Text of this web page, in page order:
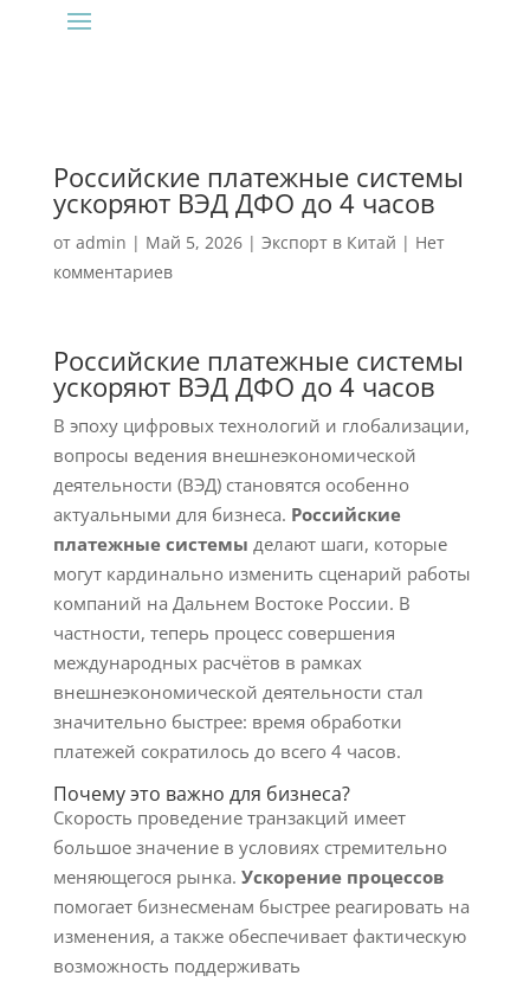
Российские платежные системы
ускоряют ВЭД ДФО до 4 часов
от admin | Май 5, 2026| Экспорт в Китай | Нет
комментариев
Российские платежные системы
ускоряют ВЭД ДФО до 4 часов
В эпоху цифровых технологий и глобализации,
вопросы ведения внешнеэкономической
деятельности (ВЭД) становятся особенно
актуальными для бизнеса. Российские
платежные системы делают шаги, которые
могут кардинально изменить сценарий работы
компаний на Дальнем Востоке России. В
частности, теперь процесс совершения
международных расчётов в рамках
внешнеэкономической деятельности стал
значительно быстрее: время обработки
платежей сократилось до всего 4 часов.
Почему это важно для бизнеса?
Скорость проведение транзакций имеет
большое значение в условиях стремительно
меняющегося рынка. Ускорение процессов
помогает бизнесменам быстрее реагировать на
изменения, а также обеспечивает фактическую
возможность поддерживать